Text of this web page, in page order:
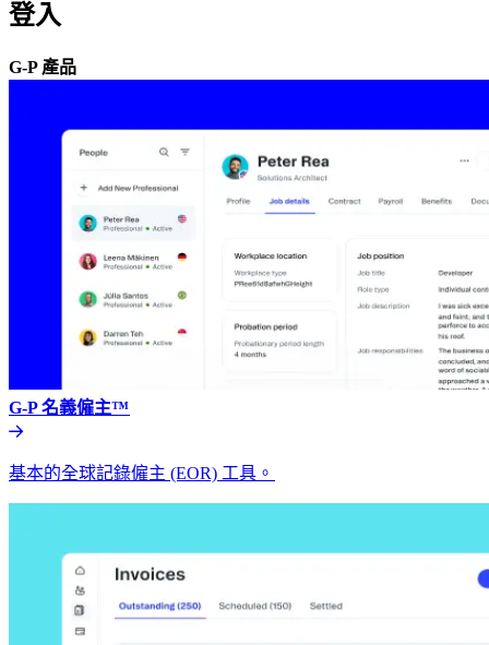
登入​​
G-P 產品​​
G-P 名義僱主™​​
基本的全球記錄僱主 (EOR) 工具。​​